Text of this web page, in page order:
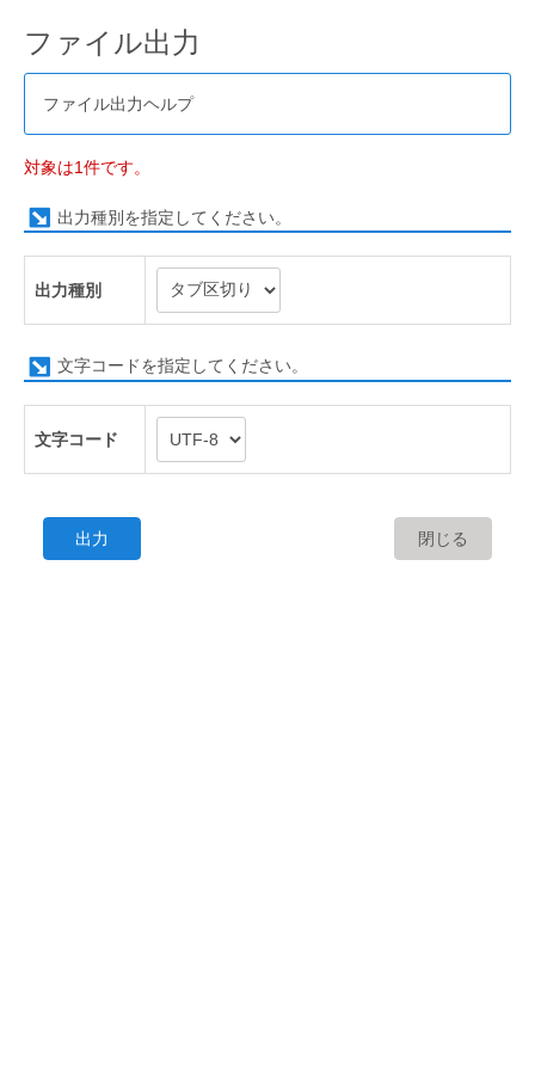
ファイル出力
ファイル出力ヘルプ
対象は1件です。
出力種別を指定してください。
出力種別
文字コードを指定してください。
文字コード